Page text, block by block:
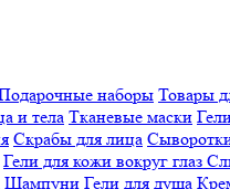
наборы Товары
и тела Тканевые маски
Скрабы для лица
Гели для кожи вокруг глаз
Шампуни Гели для душа